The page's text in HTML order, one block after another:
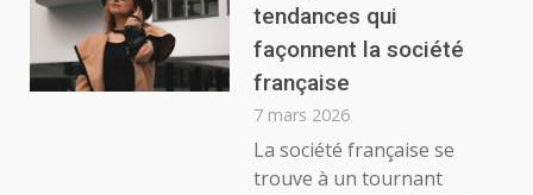
tendances qui
façonnent la société
française
7 mars 2026
La société française se
trouve à un tournant